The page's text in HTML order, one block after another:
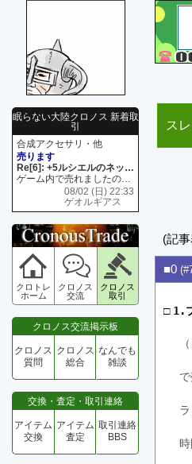
眠らない大陸クロノス 新着取
引
合成アクセサリ・他
売ります
Re[6]: +5ルシエルのネックレス
ゲーム内で売れましたので 在庫がネク1 リング4 となります リングのお値段は80G といたします
08/02 (日) 22:33
ゲオルギアス
クロトレ
ホーム
クロノス
交流
クロノス
取引
クロノス交流掲示板
クロノス
質問
クロノス
総合
なんでも
雑談
交換・査定・取引連絡
アイテム
交換
アイテム
査定
取引連絡
BBS
ス
(記
■0
□ 1.